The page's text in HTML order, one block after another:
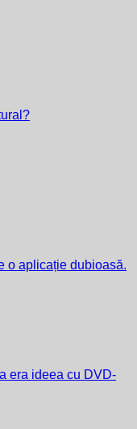
o aplicație dubioasă.
era ideea cu DVD-